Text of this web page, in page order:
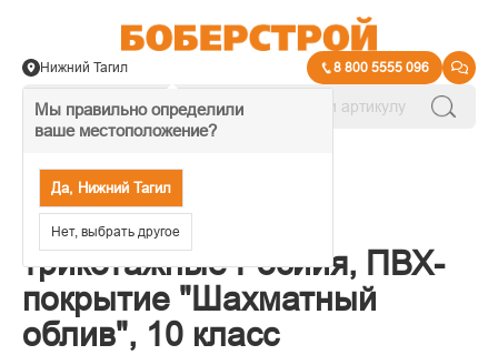
Мы правильно определили
ваше местоположение?
Да, Нижний Тагил
Нет, выбрать другое
Нижний Тагил 8 800 5555 096
67776 Перчатки
трикотажные Росиия, ПВХ-
покрытие "Шахматный
облив", 10 класс